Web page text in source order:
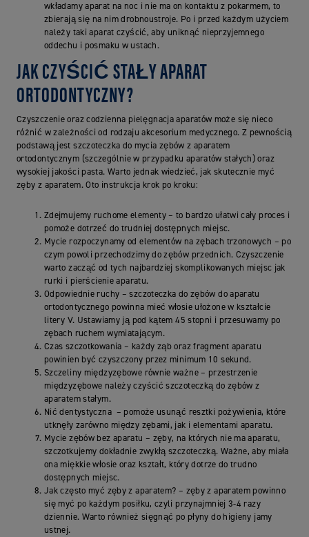
wkładamy aparat na noc i nie ma on kontaktu z pokarmem, to
zbierają się na nim drobnoustroje. Po i przed każdym użyciem
należy taki aparat czyścić, aby uniknąć nieprzyjemnego
oddechu i posmaku w ustach.
JAK CZYŚCIĆ STAŁY APARAT
ORTODONTYCZNY?
Czyszczenie oraz codzienna pielęgnacja aparatów może się nieco
różnić w zależności od rodzaju akcesorium medycznego. Z pewnością
podstawą jest szczoteczka do mycia zębów z aparatem
ortodontycznym (szczególnie w przypadku aparatów stałych) oraz
wysokiej jakości pasta. Warto jednak wiedzieć, jak skutecznie myć
zęby z aparatem. Oto instrukcja krok po kroku:
Zdejmujemy ruchome elementy – to bardzo ułatwi cały proces i
pomoże dotrzeć do trudniej dostępnych miejsc.
Mycie rozpoczynamy od elementów na zębach trzonowych – po
czym powoli przechodzimy do zębów przednich. Czyszczenie
warto zacząć od tych najbardziej skomplikowanych miejsc jak
rurki i pierścienie aparatu.
Odpowiednie ruchy – szczoteczka do zębów do aparatu
ortodontycznego powinna mieć włosie ułożone w kształcie
litery V. Ustawiamy ją pod kątem 45 stopni i przesuwamy po
zębach ruchem wymiatającym.
Czas szczotkowania – każdy ząb oraz fragment aparatu
powinien być czyszczony przez minimum 10 sekund.
Szczeliny międzyzębowe równie ważne – przestrzenie
międzyzębowe należy czyścić szczoteczką do zębów z
aparatem stałym.
Nić dentystyczna – pomoże usunąć resztki pożywienia, które
utknęły zarówno między zębami, jak i elementami aparatu.
Mycie zębów bez aparatu – zęby, na których nie ma aparatu,
szczotkujemy dokładnie zwykłą szczoteczką. Ważne, aby miała
ona miękkie włosie oraz kształt, który dotrze do trudno
dostępnych miejsc.
Jak często myć zęby z aparatem? – zęby z aparatem powinno
się myć po każdym posiłku, czyli przynajmniej 3-4 razy
dziennie. Warto również sięgnąć po płyny do higieny jamy
ustnej.